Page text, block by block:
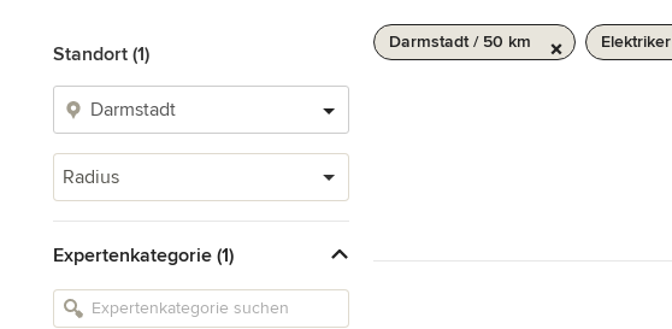
Standort (1)
Radius
Expertenkategorie (1)
Darmstadt / 50 km Elektriker